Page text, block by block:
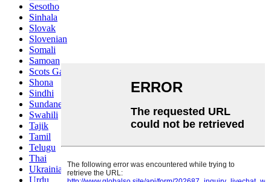
Sesotho
Sinhala
Slovak
Slovenian
Somali
Samoan
Scots Gaelic
Shona
Sindhi
Sundanese
Swahili
Tajik
Tamil
Telugu
Thai
Ukrainian
Urdu